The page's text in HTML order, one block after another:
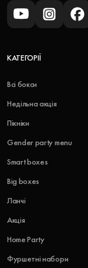
КАТЕГОРІЇ
Всі бокси
Недільна акція
Пікніки
Gender party menu
Smart boxes
Big boxes
Ланчі
Акція
Home Party
Фуршетні набори